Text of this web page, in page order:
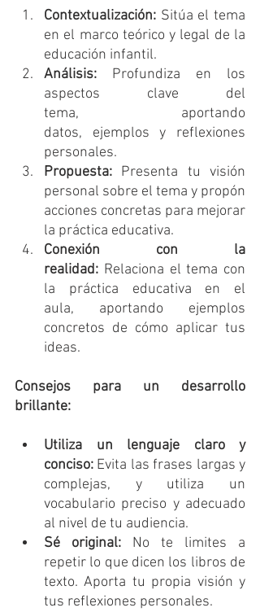
Contextualización: Sitúa el tema
en el marco teórico y legal de la
educación infantil.
Análisis: Profundiza en los
aspectos clave del
tema, aportando
datos, ejemplos y reflexiones
personales.
Propuesta: Presenta tu visión
personal sobre el tema y propón
acciones concretas para mejorar
la práctica educativa.
Conexión con la
realidad: Relaciona el tema con
la práctica educativa en el
aula, aportando ejemplos
concretos de cómo aplicar tus
ideas.
Consejos para un desarrollo
brillante:
Utiliza un lenguaje claro y
conciso: Evita las frases largas y
complejas, y utiliza un
vocabulario preciso y adecuado
al nivel de tu audiencia.
Sé original: No te limites a
repetir lo que dicen los libros de
texto. Aporta tu propia visión y
tus reflexiones personales.